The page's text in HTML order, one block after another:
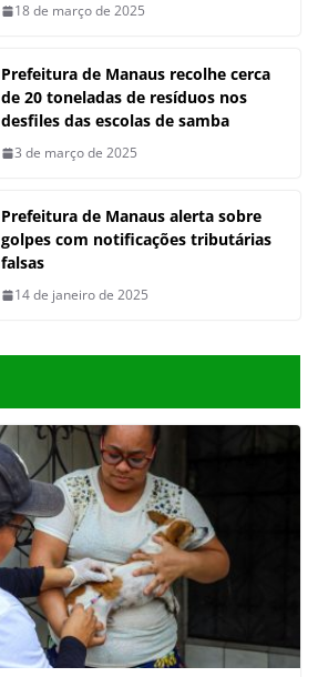
18 de março de 2025
Prefeitura de Manaus recolhe cerca
de 20 toneladas de resíduos nos
desfiles das escolas de samba
3 de março de 2025
Prefeitura de Manaus alerta sobre
golpes com notificações tributárias
falsas
14 de janeiro de 2025